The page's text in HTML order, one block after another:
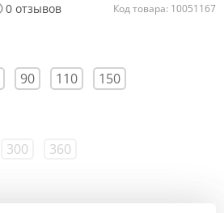
0 отзывов Код товара: 10051167
90 110 150
300 360